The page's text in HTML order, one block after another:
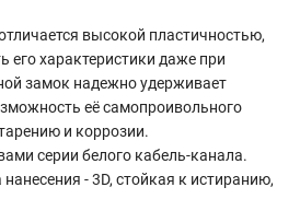
высокой пластичностью,
его характеристики даже при
замок надежно удерживает
её самопроивольного
и коррозии.
серии белого кабель-канала.
нанесения - 3D, стойкая к истиранию,